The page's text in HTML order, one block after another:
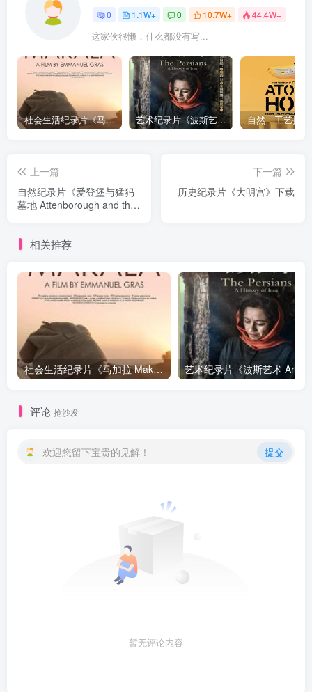
0 1.1W+ 0 10.7W+ 44.4W+
这家伙很懒，什么都没有写...
社会生活纪录片《马加拉 Makala》下载 艺术纪录片《波斯艺术 Art of Persia》下载
上一篇
自然纪录片《爱登堡与猛犸
墓地 Attenborough and the
下一篇
历史纪录片《大明宫》下载
相关推荐
社会生活纪录片《马加拉 Makala》下载
评论 抢沙发
欢迎您留下宝贵的见解！ 提交
暂无评论内容